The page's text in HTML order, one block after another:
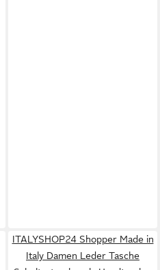
ITALYSHOP24 Shopper Made in
Italy Damen Leder Tasche